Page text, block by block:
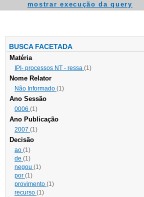
mostrar execução da query
BUSCA FACETADA
Matéria
IPI- processos NT - ressa (1)
Nome Relator
Não Informado (1)
Ano Sessão
0006 (1)
Ano Publicação
2007 (1)
Decisão
ao (1)
de (1)
negou (1)
por (1)
provimento (1)
recurso (1)